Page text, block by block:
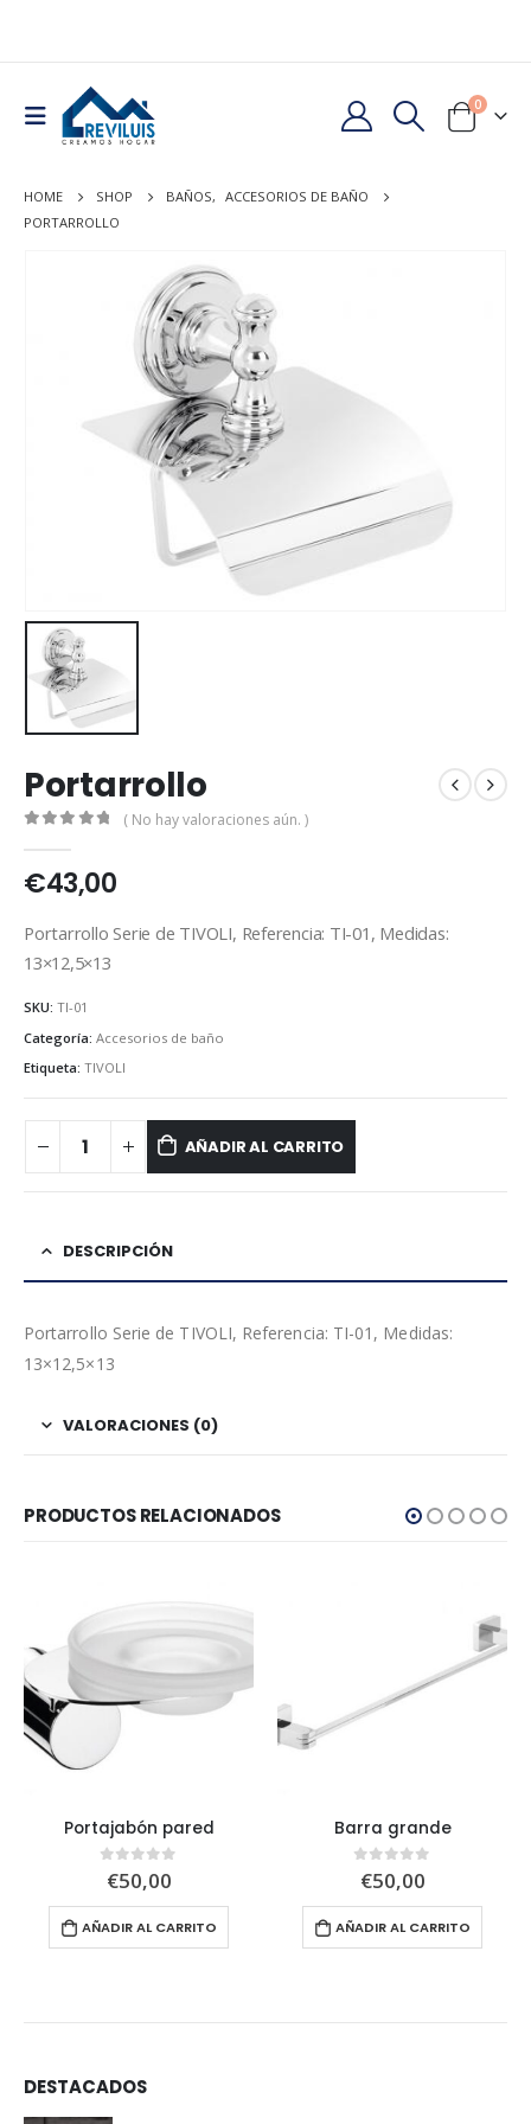
0
HOME SHOP BAÑOS, ACCESORIOS DE BAÑO
PORTARROLLO
Portarrollo
( No hay valoraciones aún. )
€43,00
Portarrollo Serie de TIVOLI, Referencia: TI-01, Medidas:
13×12,5×13
SKU: TI-01
Categoría: Accesorios de baño
Etiqueta: TIVOLI
AÑADIR AL CARRITO
DESCRIPCIÓN
Portarrollo Serie de TIVOLI, Referencia: TI-01, Medidas:
13×12,5×13
VALORACIONES (0)
PRODUCTOS RELACIONADOS
Portajabón pared
0out of 5
€50,00
AÑADIR AL CARRITO
Barra grande
0out of 5
€50,00
AÑADIR AL CARRITO
DESTACADOS